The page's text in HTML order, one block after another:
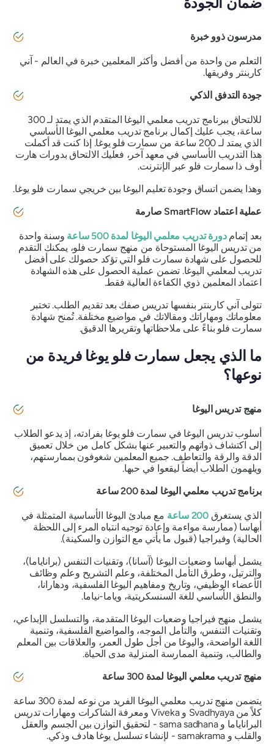
مدرسون ذوو خبرة
التعلم من واحدة من أفضل وأكثر المعلمين خبرة في العالم - آني
كاربنتر وفريقها.
جودة التدفق الذكي
للالتحاق ببرنامج تدريب معلمي اليوغا المتقدم الذي يمتد لـ 300
ساعة، يجب عليك إكمال برنامج تدريب معلمي اليوغا الأساسي
الذي يمتد لـ 200 ساعة من سمارت فلو يوغا. إذا كنت قد أكملت
هذا التدريب الأساسي في معهد آخر، فعليك الالتحاق بدورات هارت
أوف ذا سمارت فلو عبر الإنترنت.
وهذا يضمن اتساق وجودة تعليم اليوغا بين خريجي سمارت فلو يوغا.
عملية اعتماد SmartFlow صارمة
بعد إتمامدورة تدريب معلمي اليوغا لمدة 500 ساعة
وسنة واحدة
من تدريس اليوغا المستوحاة من منهج سمارت فلو، يمكنك التقدم
للحصول على شهادة سمارت فلو التي تؤكد حصولك على أفضل
تدريب لمعلمي اليوغا. تضمن عملية الحصول على هذه الشهادة
اعتماد المعلمين ذوي الكفاءة العالية فقط.
تتولى آني كاربنتر بنفسها تدريس صفك بعد تقديم الطلب. تختبر
معلوماتك ومهاراتك ومقالاتك في مواضيع مختلفة. تُمنح شهادة
سمارت فلو بناءً على ملاحظاتها وتقريرها الدقيق.
ما الذي يجعل سمارت فلو يوغا فريدة من
نوعها؟
منهج تدريس اليوغا
أسلوبتدريس اليوغافي سمارت فلو يوغا بفرادته، إذ يدعو الطلاب
إلى اكتشاف ذواتهم والتعبير عنها بشكل كامل من خلال تعميق
الدقة والرقة والتعاطف. جميع المعلمين شغوفون بممارستهم،
ويلهمون الطلاب أيضاً ليقعوا في حبها.
برنامج تدريب معلمي اليوغا لمدة 200 ساعة
الذي يستغرق200 ساعة
مع مبادئ اليوغا الأساسية المتمثلة في
أبهاسا (ممارسة مواءمة وإعادة توجيه انتباه المرء إلى اللحظة
الحالية) وفيراجيا (قبول ما يأتي مع التوازن والسكينة).
يشمل أبهاسا وضعيات اليوغا (آسانا)، وتقنيات التنفس (براناياما)،
والترتيل، وطرق التأمل المختلفة، وعلم التشريح وعلم وظائف
الأعضاء الوظيفي، وتاريخ ومفاهيم اليوغا الفلسفية، ودهارانا،
والنطق الأساسي للغة السنسكريتية، وياما-نياما.
يشمل منهج فيراجيا وضعيات اليوغا المتقدمة، والتسلسل الإبداعي،
وتقنيات التنفس، والتأمل الموجه، والمواضيع الفلسفية، وتنمية
اللغة الواضحة، واليوغا من أجل طول العمر، والعلاقات بين المعلم
والطالب، وتنمية الممارسة المنزلية مدى الحياة.
منهج تدريب معلمي اليوغا لمدة 300 ساعة
يتضمن منهج تدريب معلمي اليوغا الفريد من نوعه لمدة 300 ساعة
كلاً من Svadhyaya و Viveka ومعرفة الشاكرات ومهارات تدريس
البراناياما و sama sadhana - لتحقيق التوازن بين الجسم والعقل
والقلب و samakrama - لإنشاء تسلسل يوغا هادف وذكي.